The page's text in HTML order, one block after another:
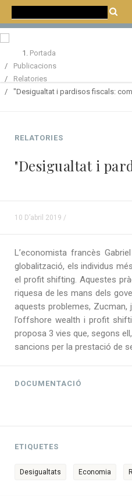
Portada
Publicacions
Relatories
"Desigualtat i pardisos fiscals:
RELATORIES
"Desigualtat i
10 D’abril 2019 /
L’economista francès
globalització, els individus
el profit shifting. Aquestes
riquesa de les mans dels
aquests problemes, Zucman,
l’offshore wealth i profit
proposa 3 vies que, segons
sancions per la prestació de
DOCUMENTACIÓ
ETIQUETES
Desigualtats Economia